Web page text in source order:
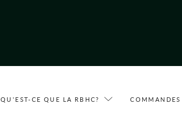
QU'EST-CE QUE LA RBHC? COMMANDES